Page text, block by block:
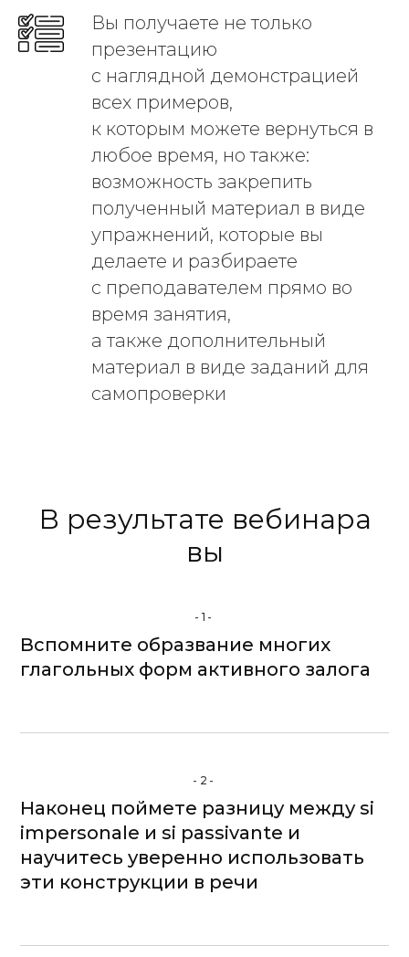
Вы получаете не только
презентацию
с наглядной демонстрацией
всех примеров,
к которым можете вернуться в
любое время, но также:
возможность закрепить
полученный материал в виде
упражнений, которые вы
делаете и разбираете
с преподавателем прямо во
время занятия,
а также дополнительный
материал в виде заданий для
самопроверки
В результате вебинара
вы
-1-
Вспомните образвание многих
глагольных форм активного залога
-2-
Наконец поймете разницу между si
impersonale и si passivante и
научитесь уверенно использовать
эти конструкции в речи